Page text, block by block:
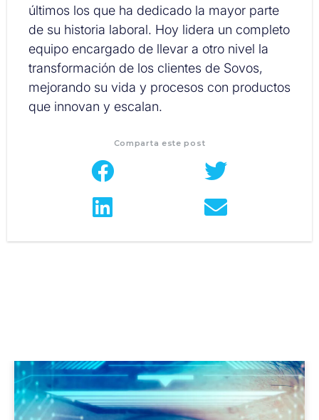
últimos los que ha dedicado la mayor parte
de su historia laboral. Hoy lidera un completo
equipo encargado de llevar a otro nivel la
transformación de los clientes de Sovos,
mejorando su vida y procesos con productos
que innovan y escalan.
Comparta este post